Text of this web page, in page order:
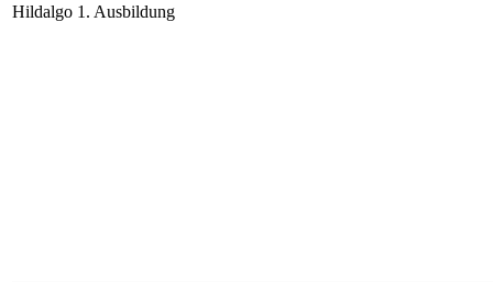
Hildalgo 1. Ausbildung